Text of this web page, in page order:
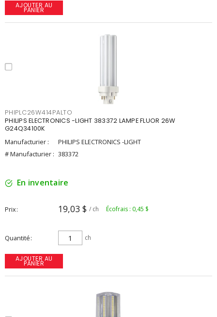
AJOUTER AU
PANIER
PHIPLC26W414PALTO
PHILIPS ELECTRONICS -LIGHT 383372 LAMPE FLUOR 26W
G24Q34100K
Manufacturier :
PHILIPS ELECTRONICS -LIGHT
# Manufacturier : 383372
En inventaire
Prix 19,03 $ / ch Écofrais : 0,45 $
Quantité ch
AJOUTER AU
PANIER